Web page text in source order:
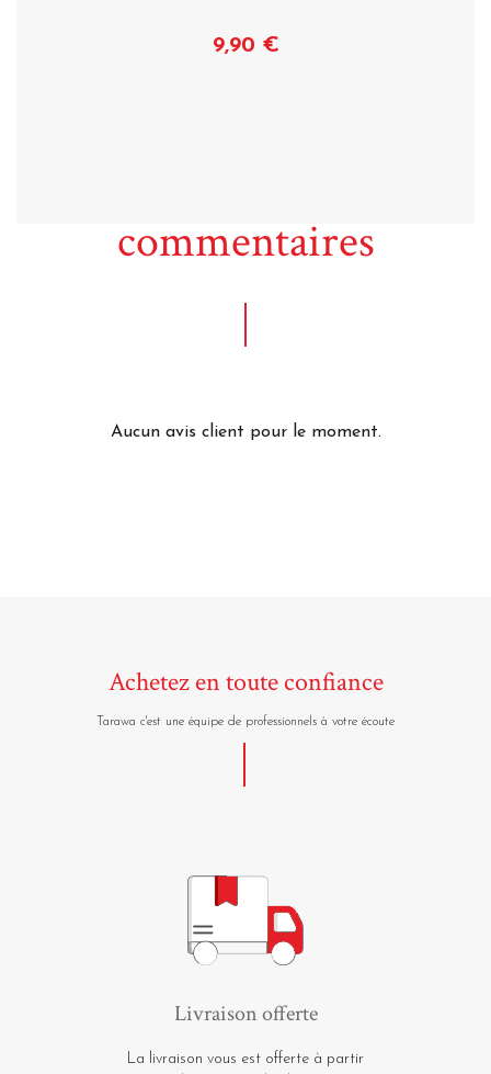
9,90 €
commentaires
Aucun avis client pour le moment.
Achetez en toute confiance
Tarawa c'est une équipe de professionnels à votre écoute
Livraison offerte
La livraison vous est offerte à partir